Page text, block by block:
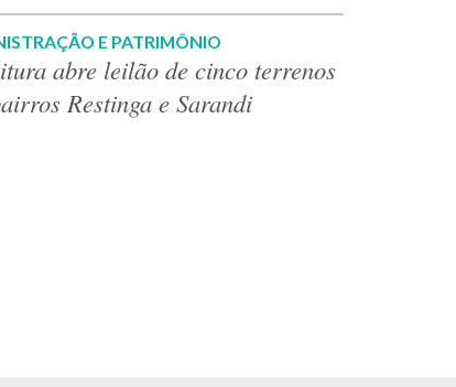
E PATRIMÔNIO
abre leilão de cinco terrenos
Restinga e Sarandi